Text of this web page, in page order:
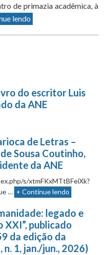
de primazia acadêmica, à
lendo
do escritor Luis
da ANE
de Letras –
Sousa Coutinho,
da ANE
s/xtmFKxMTtBFeiXk?
… + Continue lendo
legado e
XXI”, publicado
da edição da
1, jan./jun., 2026)